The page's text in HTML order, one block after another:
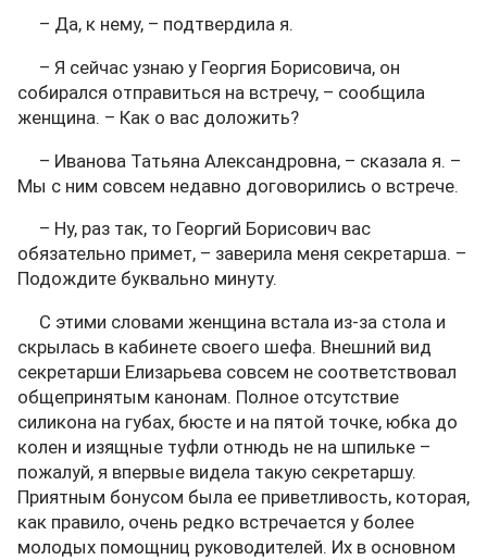
– Да, к нему, – подтвердила я.
– Я сейчас узнаю у Георгия Борисовича, он
собирался отправиться на встречу, – сообщила
женщина. – Как о вас доложить?
– Иванова Татьяна Александровна, – сказала я. –
Мы с ним совсем недавно договорились о встрече.
– Ну, раз так, то Георгий Борисович вас
обязательно примет, – заверила меня секретарша. –
Подождите буквально минуту.
С этими словами женщина встала из-за стола и
скрылась в кабинете своего шефа. Внешний вид
секретарши Елизарьева совсем не соответствовал
общепринятым канонам. Полное отсутствие
силикона на губах, бюсте и на пятой точке, юбка до
колен и изящные туфли отнюдь не на шпильке –
пожалуй, я впервые видела такую секретаршу.
Приятным бонусом была ее приветливость, которая,
как правило, очень редко встречается у более
молодых помощниц руководителей. Их в основном